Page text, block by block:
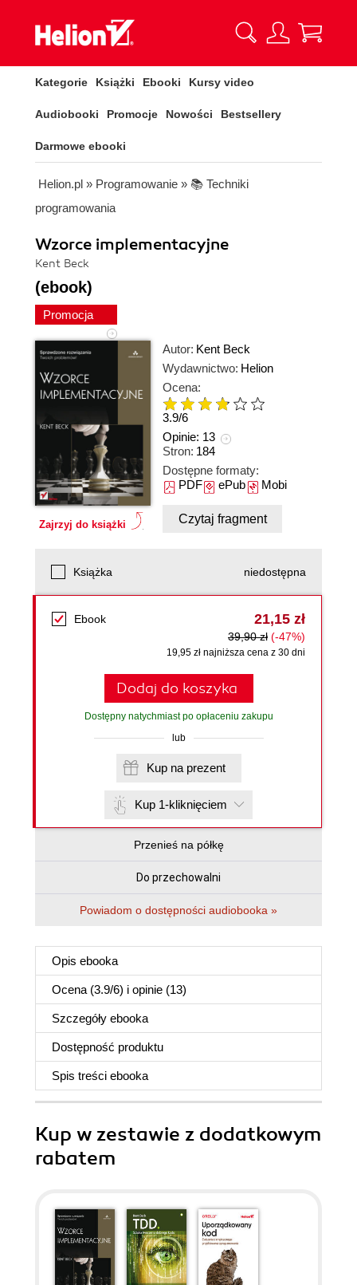
Kategorie Książki Ebooki Kursy video
Audiobooki Promocje Nowości Bestsellery
Darmowe ebooki
Helion.pl » Programowanie » 📚 Techniki
programowania
Wzorce implementacyjne
Kent Beck
(ebook)
Promocja
Zajrzyj do książki
Autor: Kent Beck
Wydawnictwo: Helion
Ocena:
3.9/6
Opinie: 13
Stron: 184
Dostępne formaty:
PDFePubMobi
Czytaj fragment
Książka niedostępna
Ebook 21,15 zł
39,90 zł (-47%)
19,95 zł najniższa cena z 30 dni
Dodaj do koszyka
Dostępny natychmiast po opłaceniu zakupu
lub
Kup na prezent
Kup 1-kliknięciem
Przenieś na półkę
Do przechowalni
Powiadom o dostępności audiobooka »
Opis ebooka
Ocena (3.9/6) i opinie (13)
Szczegóły ebooka
Dostępność produktu
Spis treści ebooka
Kup w zestawie z dodatkowym
rabatem